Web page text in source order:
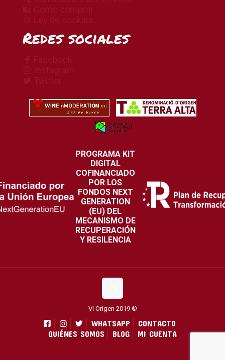
Redes sociales
PROGRAMA KIT
DIGITAL
COFINANCIADO
POR LOS
FONDOS NEXT
GENERATION
(EU) DEL
MECANISMO DE
RECUPERACIÓN
Y RESILENCIA
Vi Origen 2019 ©
WHATSAPP
CONTACTO
QUIÉNES SOMOS
BLOG MI CUENTA